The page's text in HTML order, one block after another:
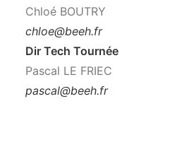
Chloé BOUTRY
chloe@beeh.fr
Dir Tech Tournée
Pascal LE FRIEC
pascal@beeh.fr